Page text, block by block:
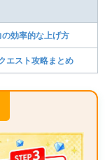
の効率的な上げ方
エスト攻略まとめ